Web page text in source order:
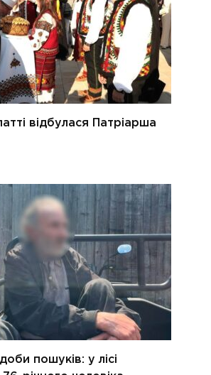
відбулася Патріарша
пошуків: у лісі